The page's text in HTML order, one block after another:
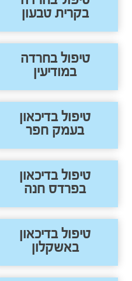
בקרית טבעון
טיפול בחרדה
במודיעין
טיפול בדיכאון
בעמק חפר
טיפול בדיכאון
בפרדס חנה
טיפול בדיכאון
באשקלון